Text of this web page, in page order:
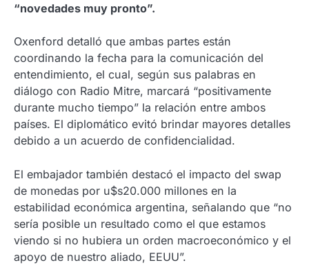
“novedades muy pronto”.
Oxenford detalló que ambas partes están
coordinando la fecha para la comunicación del
entendimiento, el cual, según sus palabras en
diálogo con Radio Mitre, marcará “positivamente
durante mucho tiempo” la relación entre ambos
países. El diplomático evitó brindar mayores detalles
debido a un acuerdo de confidencialidad.
El embajador también destacó el impacto del swap
de monedas por u$s20.000 millones en la
estabilidad económica argentina, señalando que “no
sería posible un resultado como el que estamos
viendo si no hubiera un orden macroeconómico y el
apoyo de nuestro aliado, EEUU”.